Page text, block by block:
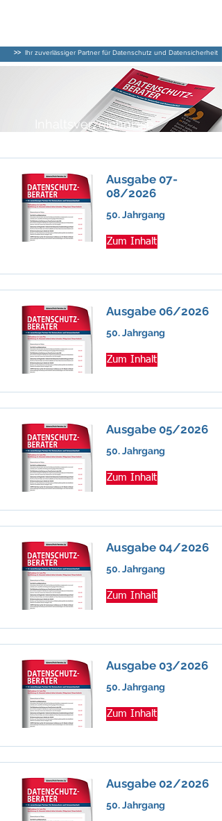
>> Ihr zuverlässiger Partner für Datenschutz und Datensicherheit
Inhaltsverzeichnisse
Ausgabe 07-
08/2026
50. Jahrgang
Zum Inhalt
Ausgabe 06/2026
50. Jahrgang
Zum Inhalt
Ausgabe 05/2026
50. Jahrgang
Zum Inhalt
Ausgabe 04/2026
50. Jahrgang
Zum Inhalt
Ausgabe 03/2026
50. Jahrgang
Zum Inhalt
Ausgabe 02/2026
50. Jahrgang